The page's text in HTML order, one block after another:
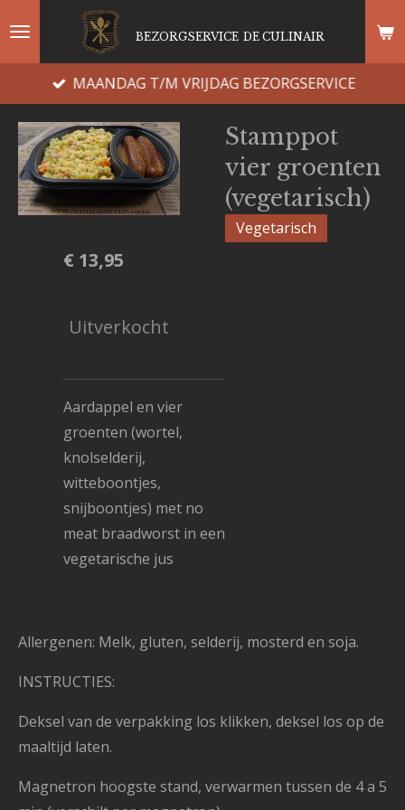
hoofdinhoud
BEZORGSERVICE DE CULINAIR
MAANDAG T/M VRIJDAG BEZORGSERVICE
Stamppot
vier groenten
(vegetarisch)
Vegetarisch
€ 13,95
Uitverkocht
Aardappel en vier
groenten (wortel,
knolselderij,
witteboontjes,
snijboontjes) met no
meat braadworst in een
vegetarische jus
Allergenen: Melk, gluten, selderij, mosterd en soja.
INSTRUCTIES:
Deksel van de verpakking los klikken, deksel los op de
maaltijd laten.
Magnetron hoogste stand, verwarmen tussen de 4 a 5